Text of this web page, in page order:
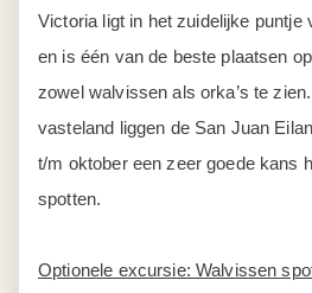
Victoria ligt in het zuidelijke puntje
en is één van de beste plaatsen
zowel walvissen als orka’s te
vasteland liggen de San Juan
t/m oktober een zeer goede kans
spotten.
Optionele excursie: Walvissen